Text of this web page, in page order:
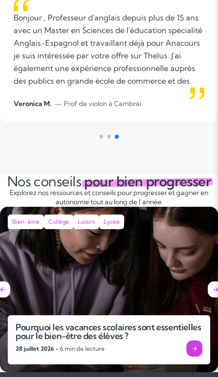
, Professeur d'anglais depuis plus de 15 ans
Master en Sciences de l'éducation spécialité
Espagnol et travaillant déjà pour Anacours
intéressée par votre offre sur Thelus. J'ai
une expérience professionnelle auprès
en grande école de commerce et des
de bien vouloir prendre en compte ma
M.— Prof de violon à Cambrai
Nos conseilspour bien progresser
Explorez nos ressources et conseils pour progresser et gagner en
autonomie tout au long de l’année.
Bien-être Collège Loisirs Lycée
Pourquoi les vacances scolaires sont essentielles
pour le bien-être des élèves ?
28 juillet 2026 - 6 min de lecture